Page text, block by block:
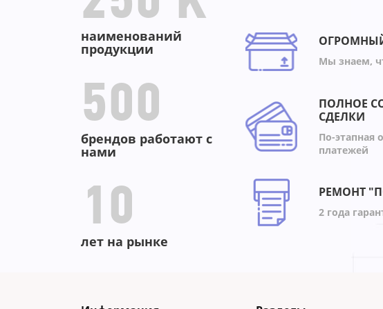
наименований
продукции
500
брендов работают с
нами
10
лет на рынке
Мы знаем,
ПОЛНОЕ
СДЕЛКИ
По-этапная
платежей
РЕМОНТ
2 года